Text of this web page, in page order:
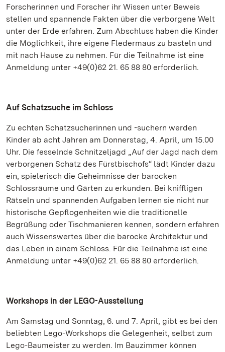
Forscherinnen und Forscher ihr Wissen unter Beweis
stellen und spannende Fakten über die verborgene Welt
unter der Erde erfahren. Zum Abschluss haben die Kinder
die Möglichkeit, ihre eigene Fledermaus zu basteln und
mit nach Hause zu nehmen. Für die Teilnahme ist eine
Anmeldung unter +49(0)62 21. 65 88 80 erforderlich.
Auf Schatzsuche im Schloss
Zu echten Schatzsucherinnen und -suchern werden
Kinder ab acht Jahren am Donnerstag, 4. April, um 15.00
Uhr. Die fesselnde Schnitzeljagd „Auf der Jagd nach dem
verborgenen Schatz des Fürstbischofs“ lädt Kinder dazu
ein, spielerisch die Geheimnisse der barocken
Schlossräume und Gärten zu erkunden. Bei kniffligen
Rätseln und spannenden Aufgaben lernen sie nicht nur
historische Gepflogenheiten wie die traditionelle
Begrüßung oder Tischmanieren kennen, sondern erfahren
auch Wissenswertes über die barocke Architektur und
das Leben in einem Schloss. Für die Teilnahme ist eine
Anmeldung unter +49(0)62 21. 65 88 80 erforderlich.
Workshops in der LEGO-Ausstellung
Am Samstag und Sonntag, 6. und 7. April, gibt es bei den
beliebten Lego-Workshops die Gelegenheit, selbst zum
Lego-Baumeister zu werden. Im Bauzimmer können